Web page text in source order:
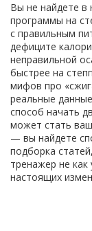
Вы не найдете в
программы на
с правильным
дефиците
неправильной
быстрее на
мифов про
реальные
способ начать
может стать
— вы найдете
подборка
тренажер не как
настоящих